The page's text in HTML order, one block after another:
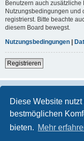
Diese Website
bestmöglichen
bieten. Mehr
Benutzern auch
Nutzungsbedingungen und
registrierst. Bitte beachte
diesem Board bewegst.
Nutzungsbedingungen |
Registrieren